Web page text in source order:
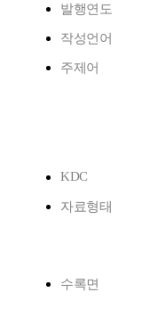
발행연도
작성언어
주제어
KDC
자료형태
수록면